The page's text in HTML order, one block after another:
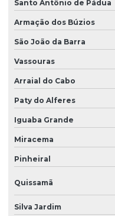
Levantamento topográfico
Levantamento topográfico
Levantamento topográfico
Levantamento topográfico
Levantamento topográfico
Licença ambiental de
Licença de instalação e
Licença de instalação e
Santo Antônio de Pádua
Armação dos Búzios
São João da Barra
Vassouras
Arraial do Cabo
Paty do Alferes
Iguaba Grande
Miracema
Pinheiral
Quissamã
Silva Jardim